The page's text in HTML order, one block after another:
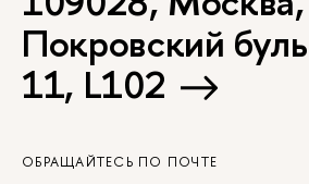
Покровский
11, L102
ОБРАЩАЙТЕСЬ ПО ПОЧТЕ